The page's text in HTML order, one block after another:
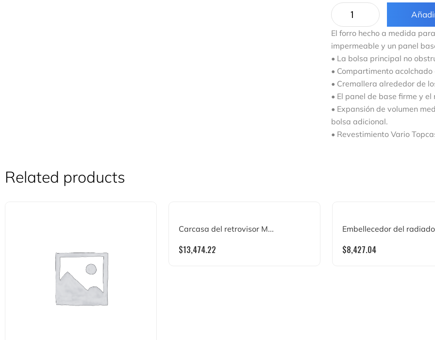
El forro hecho a medida
impermeable y un panel
• La bolsa principal no
• Compartimento
• Cremallera alrededor de
• El panel de base firme y
• Expansión de volumen
bolsa adicional.
• Revestimiento Vario
Related products
Carcasa del retrovisor M...
$13,474.22
Embellecedor del
$8,427.04